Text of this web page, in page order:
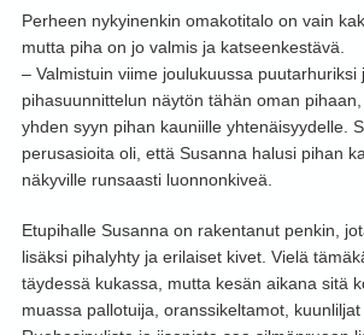
Perheen nykyinenkin omakotitalo on vain
mutta piha on jo valmis ja katseenkestävä.
– Valmistuin viime joulukuussa puutarhuriksi
pihasuunnittelun näytön tähän oman
yhden syyn pihan kauniille yhtenäisyydelle.
perusasioita oli, että Susanna halusi pihan
näkyville runsaasti luonnonkiveä.
Etupihalle Susanna on rakentanut penkin,
lisäksi pihalyhty ja erilaiset kivet. Vielä
täydessä kukassa, mutta kesän aikana sitä
muassa pallotuija, oranssikeltamot,